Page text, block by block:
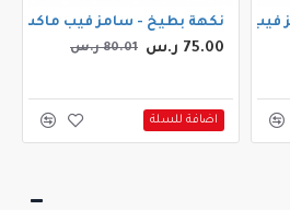
ماكس باشن فروت 30مل
نكهة بطيخ - سامز فيب ماكس
75.00 ر.س 80.01 ر.س
اضافة للسلة